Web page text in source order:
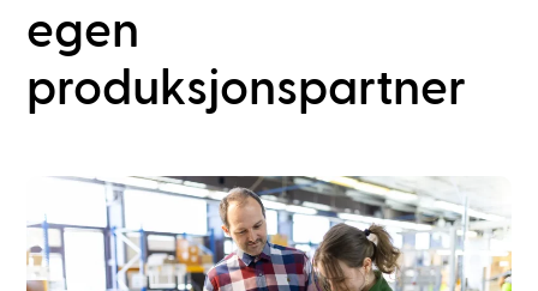
egen
produksjonspartner